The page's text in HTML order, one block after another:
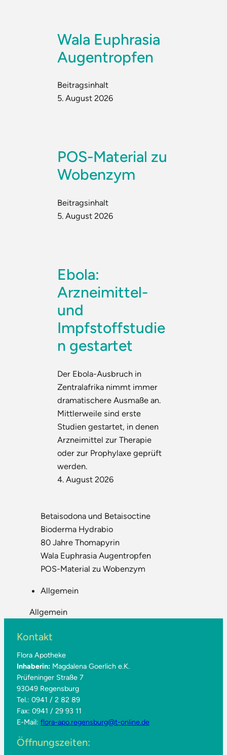
Wala Euphrasia
Augentropfen
Beitragsinhalt
5. August 2026
POS-Material zu
Wobenzym
Beitragsinhalt
5. August 2026
Ebola:
Arzneimittel-
und
Impfstoffstudie
n gestartet
Der Ebola-Ausbruch in
Zentralafrika nimmt immer
dramatischere Ausmaße an.
Mittlerweile sind erste
Studien gestartet, in denen
Arzneimittel zur Therapie
oder zur Prophylaxe geprüft
werden.
4. August 2026
Betaisodona und Betaisoctine
Bioderma Hydrabio
80 Jahre Thomapyrin
Wala Euphrasia Augentropfen
POS-Material zu Wobenzym
Allgemein
Allgemein
Kontakt
Flora Apotheke
Inhaberin: Magdalena Goerlich e.K.
Prüfeninger Straße 7
93049 Regensburg
Tel.: 0941 / 2 82 89
Fax: 0941 / 29 93 11
E-Mail:flora-apo.regensburg@t-online.de
Öffnungszeiten: